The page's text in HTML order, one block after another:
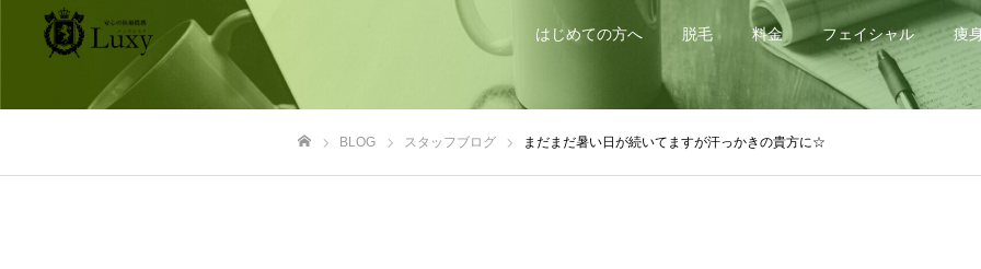
はじめての方へ 脱毛 料金 フェイシャル 痩
BLOG スタッフブログ まだまだ暑い日が続いてますが汗っかきの貴方に☆